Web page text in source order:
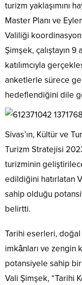
turizm yaklaşımını
Master Planı ve
Valiliği
Şimşek, çalıştayın
katılımcıyla
anketlerle sürece
hedeflendiğini dile
Sivas’ın, Kültür ve
Turizm Stratejisi
turizminin
edildiğini hatırlatan
sahip olduğu
belirtti.
Tarihi eserleri, doğal
imkânları ve zengin
potansiyele sahip
Vali Şimşek, “Tarihi